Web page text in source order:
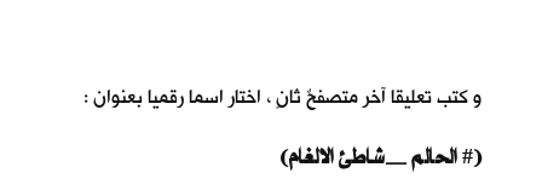
و كتب تعليقا آخر متصفحٌ ثانٍ ، اختار اسما رقميا بعنوان :
(
# الحالم _شاطئ الالغام)